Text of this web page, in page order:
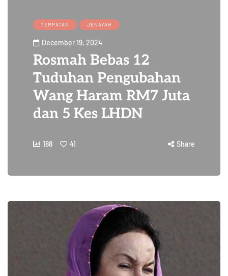
TEMPATAN JENAYAH
December 19, 2024
Rosmah Bebas 12
Tuduhan Pengubahan
Wang Haram RM7 Juta
dan 5 Kes LHDN
188 41 Share